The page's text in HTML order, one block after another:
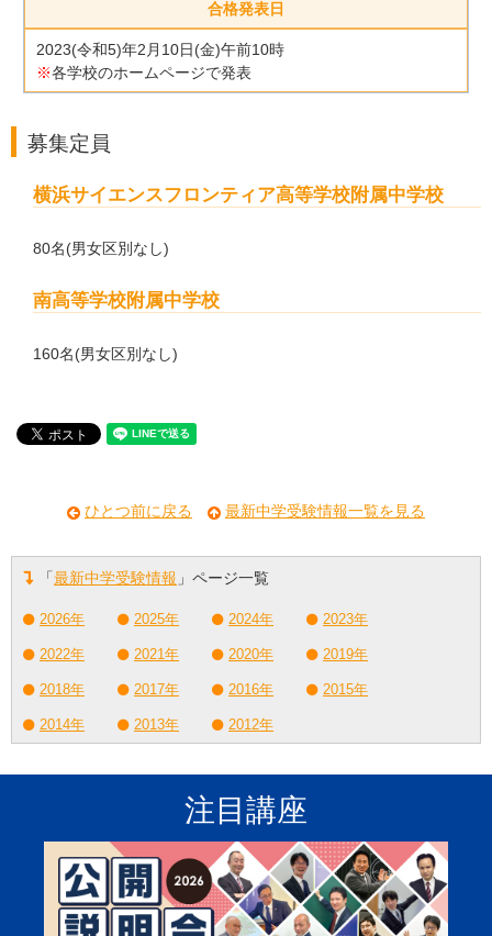
合格発表日
2023(令和5)年2月10日(金)午前10時
※各学校のホームページで発表
募集定員
横浜サイエンスフロンティア高等学校附属中学校
80名(男女区別なし)
南高等学校附属中学校
160名(男女区別なし)
ひとつ前に戻る 最新中学受験情報一覧を見る
「最新中学受験情報 」ページ一覧
2026年 2025年 2024年 2023年
2022年 2021年 2020年 2019年
2018年 2017年 2016年 2015年
2014年 2013年 2012年
注目講座